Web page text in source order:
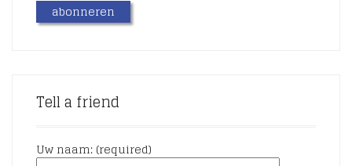
Tell a friend
Uw naam: (required)